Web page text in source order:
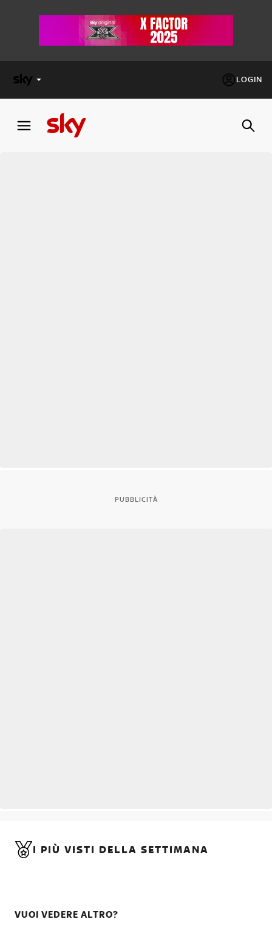
LOGIN
FACTOR
PUBBLICITÀ
I PIÙ VISTI DELLA SETTIMANA
VUOI VEDERE ALTRO?